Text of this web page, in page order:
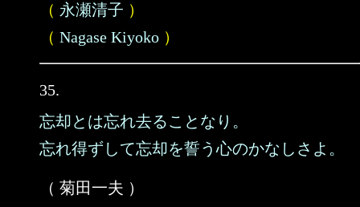
（ 永瀬清子 ）
（ Nagase Kiyoko ）
35.
忘却とは忘れ去ることなり。
忘れ得ずして忘却を誓う心のかなしさよ。
（ 菊田一夫 ）